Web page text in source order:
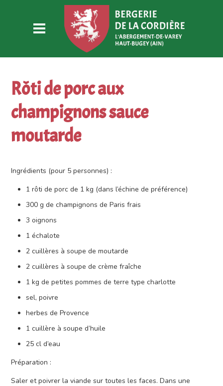
Rôti de porc aux
champignons sauce
moutarde
Ingrédients (pour 5 personnes) :
1 rôti de porc de 1 kg (dans l’échine de préférence)
300 g de champignons de Paris frais
3 oignons
1 échalote
2 cuillères à soupe de moutarde
2 cuillères à soupe de crème fraîche
1 kg de petites pommes de terre type charlotte
sel, poivre
herbes de Provence
1 cuillère à soupe d’huile
25 cl d’eau
Préparation :
Saler et poivrer la viande sur toutes les faces. Dans une